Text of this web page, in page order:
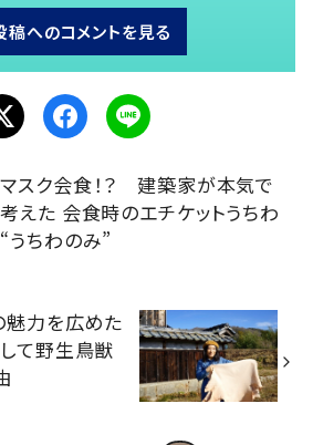
稿へのコメントを見る
マスク会食！？ 建築家が本気で
考えた 会食時のエチケットうちわ
“うちわのみ”
魅力を広めた
て野生鳥獣